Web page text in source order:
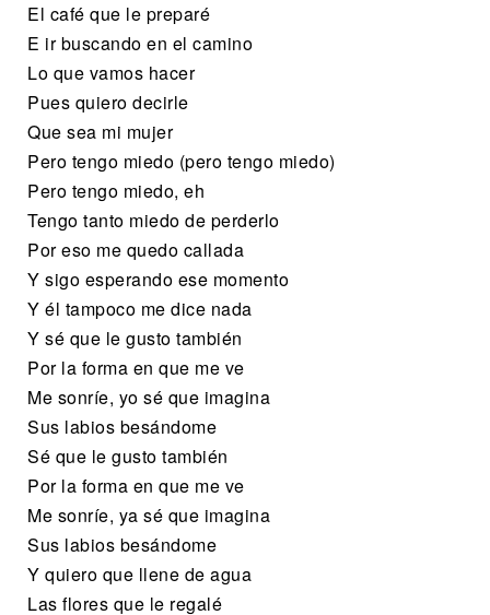
El café que le preparé
E ir buscando en el camino
Lo que vamos hacer
Pues quiero decirle
Que sea mi mujer
Pero tengo miedo (pero tengo miedo)
Pero tengo miedo, eh
Tengo tanto miedo de perderlo
Por eso me quedo callada
Y sigo esperando ese momento
Y él tampoco me dice nada
Y sé que le gusto también
Por la forma en que me ve
Me sonríe, yo sé que imagina
Sus labios besándome
Sé que le gusto también
Por la forma en que me ve
Me sonríe, ya sé que imagina
Sus labios besándome
Y quiero que llene de agua
Las flores que le regalé